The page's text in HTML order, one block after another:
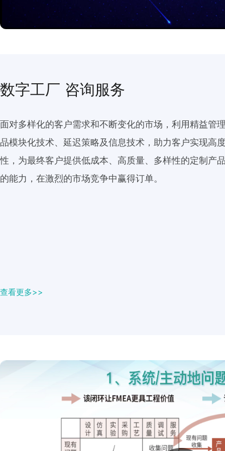
数字工厂 咨询服务
面对多样化的客户需求和不断变化的市场，利用精益管
品模块化技术、延迟策略及信息技术，助力客户实现高
性，为最终客户提供低成本、高质量、多样性的定制产
的能力，在激烈的市场竞争中赢得订单。
查看更多>>